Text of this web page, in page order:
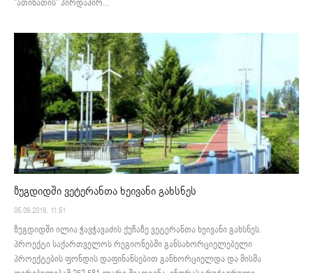
"ათინათის" პირდაპირ...
ზუგდიდში ვეტერანთა ხეივანი გახსნეს
05.09.2019. 11:51
ზუგდიდში ილია ჭავჭავაძის ქუჩაზე ვეტერანთა ხეივანი გახსნეს.
პროექტი საქართველოს რეგიონებში განსახორციელებელი
პროექტების ფონდის დაფინანსებით განხორციელდა და მისმა